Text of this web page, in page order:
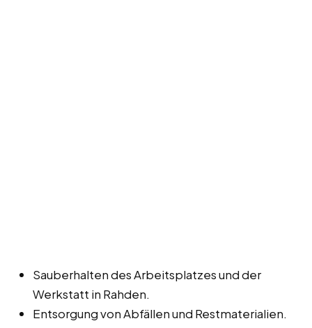
Sauberhalten des Arbeitsplatzes und der
Werkstatt in Rahden.
Entsorgung von Abfällen und Restmaterialien.